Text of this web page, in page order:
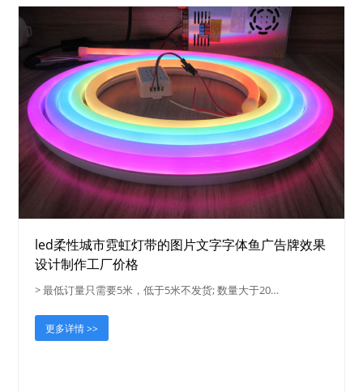
led柔性城市霓虹灯带的图片文字字体鱼广告牌效果
设计制作工厂价格
> 最低订量只需要5米，低于5米不发货; 数量大于20…
更多详情 >>